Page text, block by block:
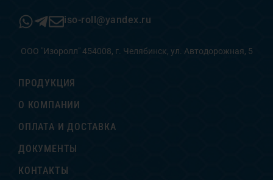
iso-roll@yandex.ru
ООО "Изоролл" 454008, г. Челябинск, ул. Автодорожная, 5
ПРОДУКЦИЯ
О КОМПАНИИ
ОПЛАТА И ДОСТАВКА
ДОКУМЕНТЫ
КОНТАКТЫ